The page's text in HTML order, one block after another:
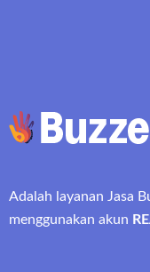
Adalah layanan Jasa
menggunakan akun